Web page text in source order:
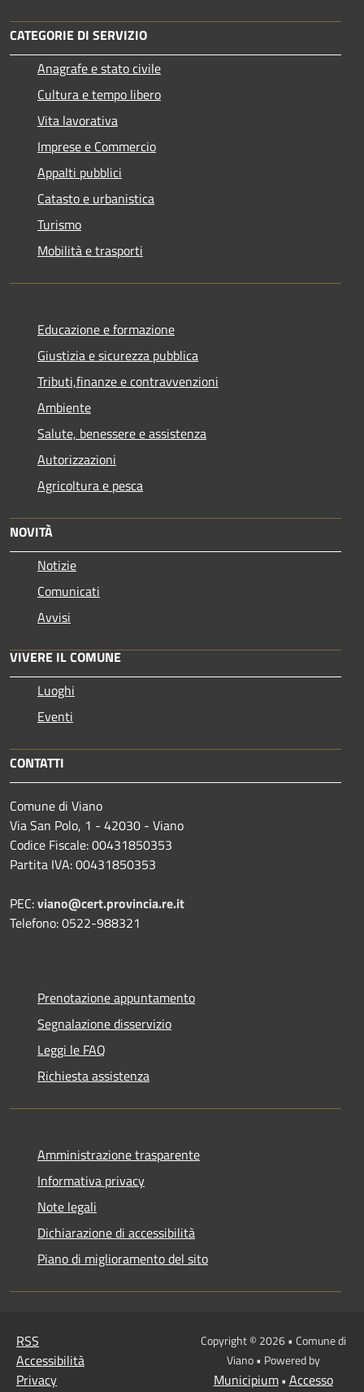
CATEGORIE DI SERVIZIO
Anagrafe e stato civile
Cultura e tempo libero
Vita lavorativa
Imprese e Commercio
Appalti pubblici
Catasto e urbanistica
Turismo
Mobilità e trasporti
Educazione e formazione
Giustizia e sicurezza pubblica
Tributi,finanze e contravvenzioni
Ambiente
Salute, benessere e assistenza
Autorizzazioni
Agricoltura e pesca
NOVITÀ
Notizie
Comunicati
Avvisi
VIVERE IL COMUNE
Luoghi
Eventi
CONTATTI
Comune di Viano
Via San Polo, 1 - 42030 - Viano
Codice Fiscale: 00431850353
Partita IVA: 00431850353
PEC:viano@cert.provincia.re.it
Telefono: 0522-988321
Prenotazione appuntamento
Segnalazione disservizio
Leggi le FAQ
Richiesta assistenza
Amministrazione trasparente
Informativa privacy
Note legali
Dichiarazione di accessibilità
Piano di miglioramento del sito
RSS
Accessibilità
Privacy
Copyright © 2026 • Comune di
Viano • Powered by
Municipium• Accesso